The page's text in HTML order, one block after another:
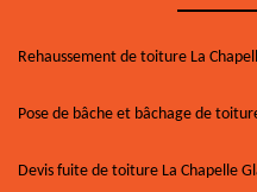
Rehaussement de toiture La
Pose de bâche et bâchage de
Devis fuite de toiture La Chapelle